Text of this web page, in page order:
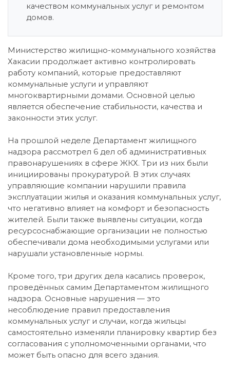
качеством коммунальных услуг и ремонтом
домов.
Министерство жилищно-коммунального хозяйства
Хакасии продолжает активно контролировать
работу компаний, которые предоставляют
коммунальные услуги и управляют
многоквартирными домами. Основной целью
является обеспечение стабильности, качества и
законности этих услуг.
На прошлой неделе Департамент жилищного
надзора рассмотрел 6 дел об административных
правонарушениях в сфере ЖКХ. Три из них были
инициированы прокуратурой. В этих случаях
управляющие компании нарушили правила
эксплуатации жилья и оказания коммунальных услуг,
что негативно влияет на комфорт и безопасность
жителей. Были также выявлены ситуации, когда
ресурсоснабжающие организации не полностью
обеспечивали дома необходимыми услугами или
нарушали установленные нормы.
Кроме того, три других дела касались проверок,
проведённых самим Департаментом жилищного
надзора. Основные нарушения — это
несоблюдение правил предоставления
коммунальных услуг и случаи, когда жильцы
самостоятельно изменяли планировку квартир без
согласования с уполномоченными органами, что
может быть опасно для всего здания.